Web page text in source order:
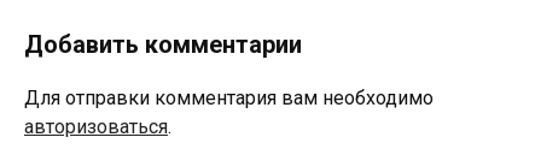
Добавить комментарии
Для отправки комментария вам необходимо
авторизоваться.